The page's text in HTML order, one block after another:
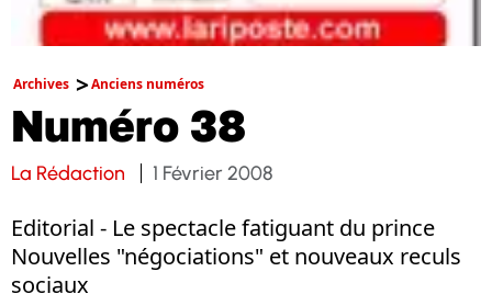
Archives Anciens numéros
Numéro 38
La Rédaction 1 Février 2008
Editorial - Le spectacle fatiguant du prince
Nouvelles "négociations" et nouveaux reculs
sociaux